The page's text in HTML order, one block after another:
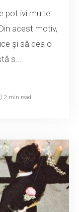
pot ivi multe
acest motiv,
și să dea o
s...
2 min read